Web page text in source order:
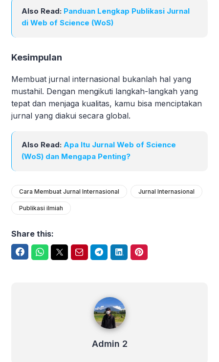
Also Read: Panduan Lengkap Publikasi Jurnal
di Web of Science (WoS)
Kesimpulan
Membuat jurnal internasional bukanlah hal yang
mustahil. Dengan mengikuti langkah-langkah yang
tepat dan menjaga kualitas, kamu bisa menciptakan
jurnal yang diakui secara global.
Also Read: Apa Itu Jurnal Web of Science
(WoS) dan Mengapa Penting?
Cara Membuat Jurnal Internasional Jurnal Internasional
Publikasi ilmiah
Share this:
Admin 2